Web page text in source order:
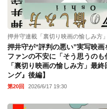
押井守連載「裏切り映画の愉しみ方」
押井守が“評判の悪い”実写映画
ファンの不安に「そう思うの
「裏切り映画の愉しみ方」最
ング』後編】
第20回 2026/6/17 19:30